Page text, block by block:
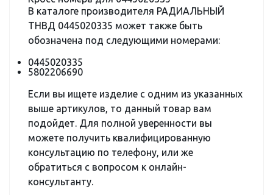
В каталоге производителя РАДИАЛЬНЫЙ
ТНВД 0445020335 может также быть
обозначена под следующими номерами:
0445020335
5802206690
Если вы ищете изделие с одним из указанных
выше артикулов, то данный товар вам
подойдет. Для полной уверенности вы
можете получить квалифицированную
консультацию по телефону, или же
обратиться с вопросом к онлайн-
консультанту.